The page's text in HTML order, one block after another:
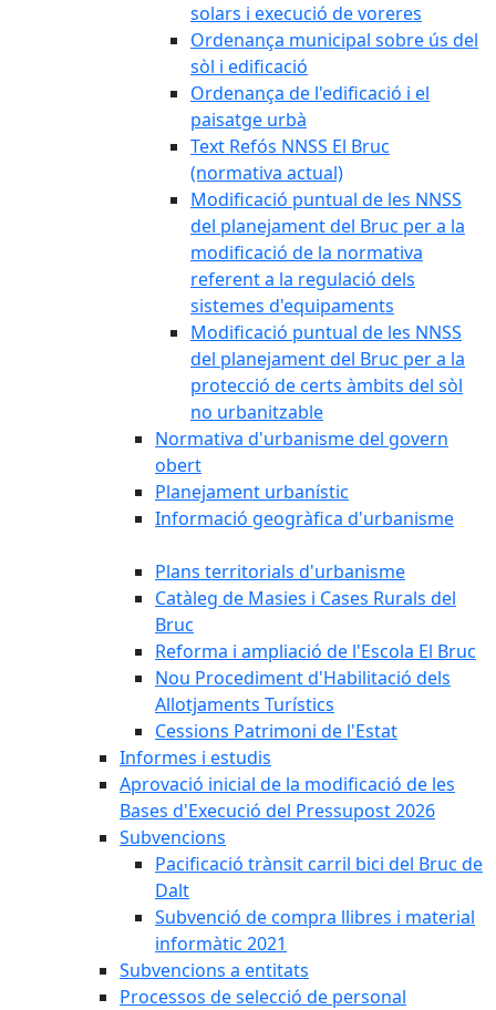
solars i execució de voreres
Ordenança municipal sobre ús del
sòl i edificació
Ordenança de l'edificació i el
paisatge urbà
Text Refós NNSS El Bruc
(normativa actual)
Modificació puntual de les NNSS
del planejament del Bruc per a la
modificació de la normativa
referent a la regulació dels
sistemes d'equipaments
Modificació puntual de les NNSS
del planejament del Bruc per a la
protecció de certs àmbits del sòl
no urbanitzable
Normativa d'urbanisme del govern
obert
Planejament urbanístic
Informació geogràfica d'urbanisme
Plans territorials d'urbanisme
Catàleg de Masies i Cases Rurals del
Bruc
Reforma i ampliació de l'Escola El Bruc
Nou Procediment d'Habilitació dels
Allotjaments Turístics
Cessions Patrimoni de l'Estat
Informes i estudis
Aprovació inicial de la modificació de les
Bases d'Execució del Pressupost 2026
Subvencions
Pacificació trànsit carril bici del Bruc de
Dalt
Subvenció de compra llibres i material
informàtic 2021
Subvencions a entitats
Processos de selecció de personal